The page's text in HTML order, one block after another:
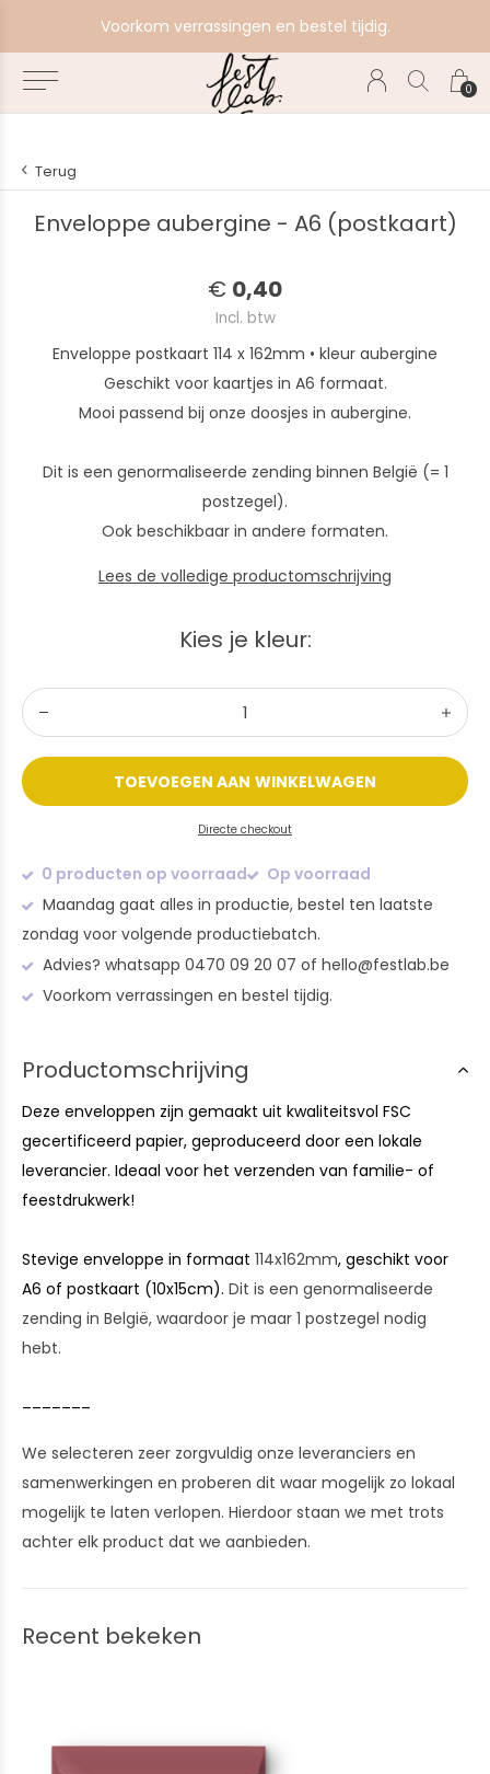
0
Voorkom verrassingen en bestel tijdig.
Terug
Enveloppe aubergine - A6 (postkaart)
€ 0,40
Incl. btw
Enveloppe postkaart 114 x 162mm • kleur aubergine
Geschikt voor kaartjes in A6 formaat.
Mooi passend bij onze doosjes in aubergine.
Dit is een genormaliseerde zending binnen België (= 1
postzegel).
Ook beschikbaar in andere formaten.
Lees de volledige productomschrijving
Kies je kleur:
TOEVOEGEN AAN WINKELWAGEN
Directe checkout
0 producten op voorraad
Op voorraad
Maandag gaat alles in productie, bestel ten laatste
zondag voor volgende productiebatch.
Advies? whatsapp 0470 09 20 07 of hello@festlab.be
Voorkom verrassingen en bestel tijdig.
Productomschrijving
Deze enveloppen zijn gemaakt uit kwaliteitsvol FSC
gecertificeerd papier, geproduceerd door een lokale
leverancier. Ideaal voor het verzenden van familie- of
feestdrukwerk!
Stevige enveloppe in formaat 114x162mm, geschikt voor
A6 of postkaart (10x15cm). Dit is een genormaliseerde
zending in België, waardoor je maar 1 postzegel nodig
hebt.
We selecteren zeer zorgvuldig onze leveranciers en
samenwerkingen en proberen dit waar mogelijk zo lokaal
mogelijk te laten verlopen. Hierdoor staan we met trots
achter elk product dat we aanbieden.
Recent bekeken